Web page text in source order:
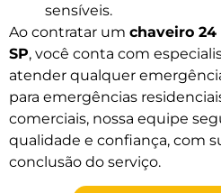
sensíveis.
Ao contratar um chaveiro 24
SP, você conta com
atender qualquer
para emergências
comerciais, nossa equipe
qualidade e confiança, com
conclusão do serviço.